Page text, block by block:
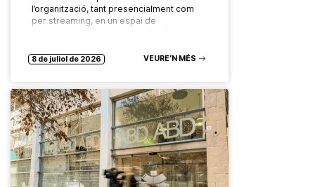
l’organització, tant presencialment com
per streaming, en un espai de
celebrat…
8 de juliol de 2026 VEURE’N MÉS